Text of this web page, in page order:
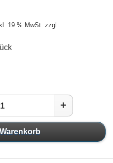
19 % MwSt. zzgl.
+